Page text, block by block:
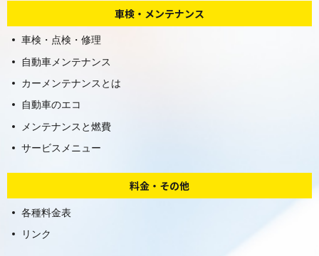
車検・メンテナンス
車検・点検・修理
自動車メンテナンス
カーメンテナンスとは
自動車のエコ
メンテナンスと燃費
サービスメニュー
料金・その他
各種料金表
リンク